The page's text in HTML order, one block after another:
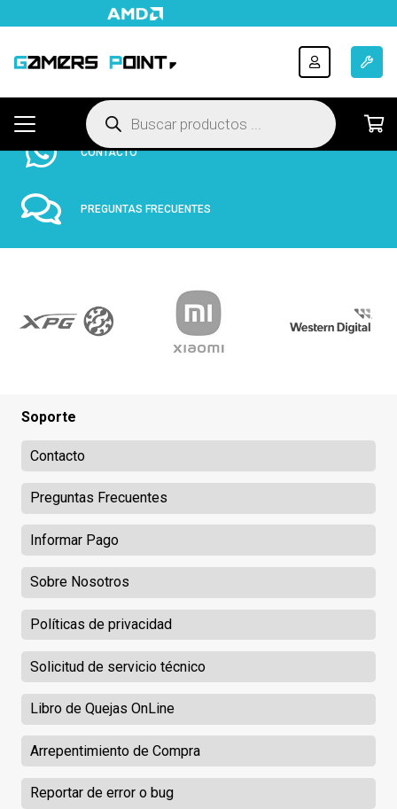
Búsqueda
de
productos
HASTA 12 CUOTAS FIJAS
CONTACTO
PREGUNTAS FRECUENTES
Soporte
Contacto
Preguntas Frecuentes
Informar Pago
Sobre Nosotros
Políticas de privacidad
Solicitud de servicio técnico
Libro de Quejas OnLine
Arrepentimiento de Compra
Reportar de error o bug